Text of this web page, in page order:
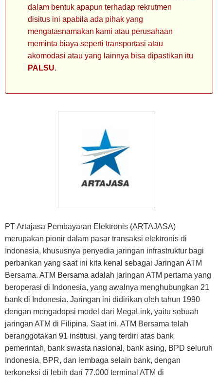
dalam bentuk apapun terhadap rekrutmen
disitus ini apabila ada pihak yang
mengatasnamakan kami atau perusahaan
meminta biaya seperti transportasi atau
akomodasi atau yang lainnya bisa dipastikan itu
PALSU.
PT Artajasa Pembayaran Elektronis (ARTAJASA)
merupakan pionir dalam pasar transaksi elektronis di
Indonesia, khususnya penyedia jaringan infrastruktur bagi
perbankan yang saat ini kita kenal sebagai Jaringan ATM
Bersama. ATM Bersama adalah jaringan ATM pertama yang
beroperasi di Indonesia, yang awalnya menghubungkan 21
bank di Indonesia. Jaringan ini didirikan oleh tahun 1990
dengan mengadopsi model dari MegaLink, yaitu sebuah
jaringan ATM di Filipina. Saat ini, ATM Bersama telah
beranggotakan 91 institusi, yang terdiri atas bank
pemerintah, bank swasta nasional, bank asing, BPD seluruh
Indonesia, BPR, dan lembaga selain bank, dengan
terkoneksi di lebih dari 77.000 terminal ATM di